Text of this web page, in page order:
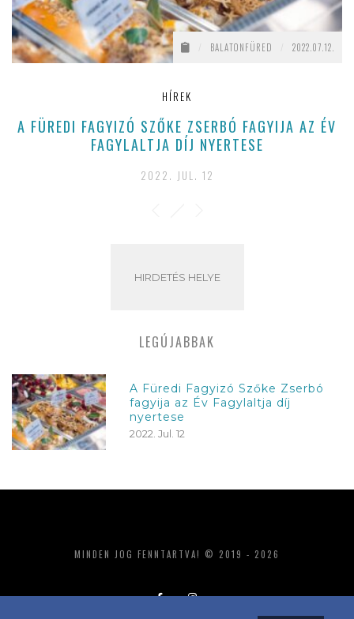
BALATONFÜRED 2022.07.12.
HÍREK
A FÜREDI FAGYIZÓ SZŐKE ZSERBÓ FAGYIJA AZ ÉV
FAGYLALTJA DÍJ NYERTESE
2022. JUL. 12
HIRDETÉS HELYE
LEGÚJABBAK
A Füredi Fagyizó Szőke Zserbó
fagyija az Év Fagylaltja díj
nyertese
2022. Jul. 12
MINDEN JOG FENNTARTVA! © 2019 - 2026